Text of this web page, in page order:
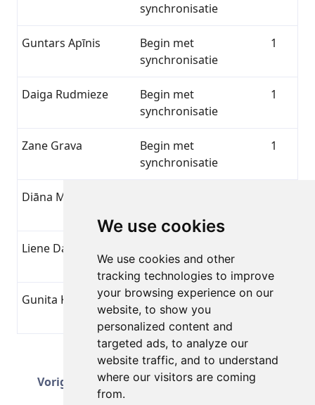
We use cookies
We use cookies and other
tracking technologies to improve
your browsing experience on our
website, to show you
personalized content and
targeted ads, to analyze our
website traffic, and to understand
where our visitors are coming
from.
synchronisatie
Guntars Apīnis
Begin met
synchronisatie
1
Daiga Rudmieze
Begin met
synchronisatie
1
Zane Grava
Begin met
synchronisatie
1
Diāna Martinaite
Liene Davidovska
synchronisatie
Gunita Klasmane
Begin met
synchronisatie
1
Vorige
Pagina 3 van 51
Totaal 1251 Prestaties
Volgende